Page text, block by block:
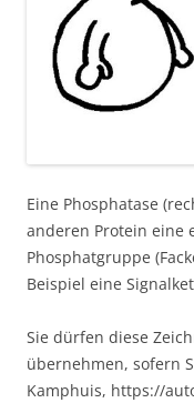
Eine Phosphatase
anderen Protein eine
Phosphatgruppe
Beispiel eine
Sie dürfen diese
übernehmen, sofern
Kamphuis, https://